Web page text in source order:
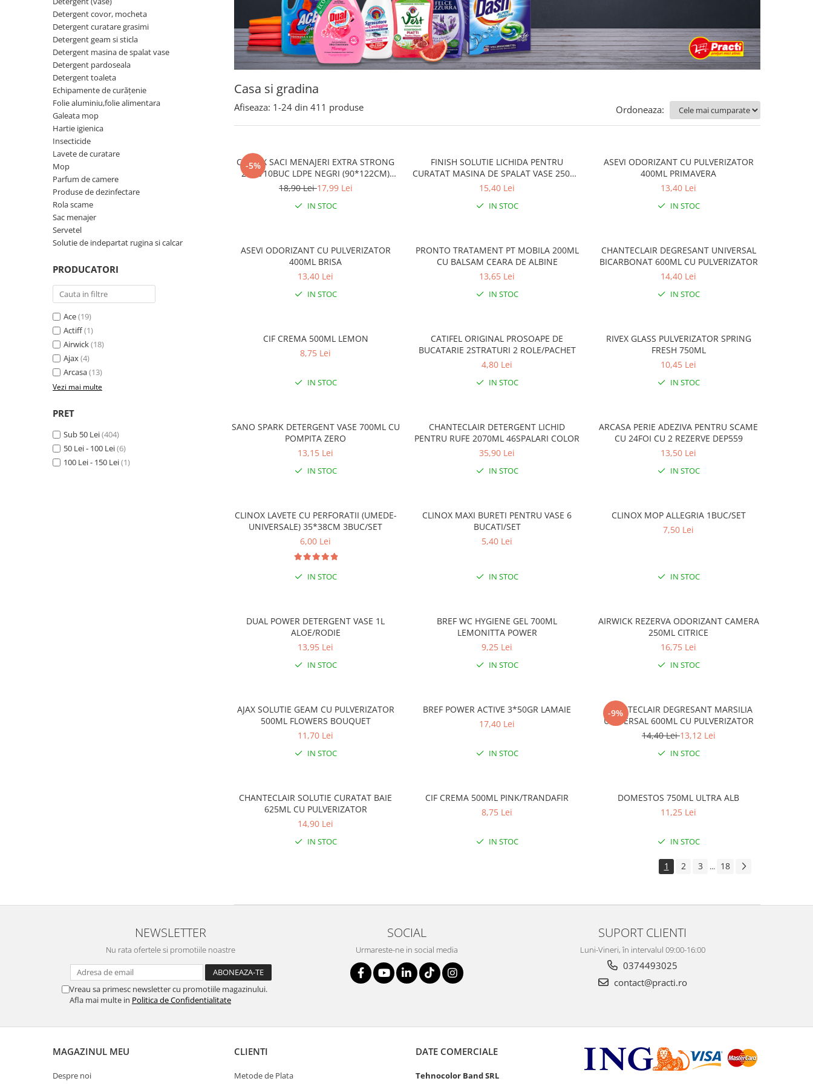
Detergent pardoseala
Detergent toaleta
Echipamente de curăţenie
Folie aluminiu,folie alimentara
Galeata mop
Hartie igienica
Lavete de curatare
Parfum de camere
Produse de dezinfectare
Rola scame
Sac menajer
Solutie de indepartat rugina si
Indepartarea parului
Ingrijirea buzei
Lotiune de corp
Pachete de cadouri
Pasta de dinti
Pensula machiaj
Periuta de dinti
Produse pentru coafat
Produse pentru curatarea tenului
Sapun lichid, sapun
Sare de baie
pentru par, masca de par
Vata demachianta
Casa si gradina
Detergent covor, mocheta
Detergent curatare grasimi
Detergent geam si sticla
Detergent masina de spalat vase
Detergent pardoseala
Detergent toaleta
Echipamente de curăţenie
Folie aluminiu,folie alimentara
Galeata mop
Hartie igienica
Insecticide
Lavete de curatare
Mop
Parfum de camere
Produse de dezinfectare
Rola scame
Sac menajer
Servetel
Solutie de indepartat rugina si calcar
PRODUCATORI
Ace(19)
Actiff(1)
Airwick(18)
Ajax(4)
Arcasa(13)
Vezi mai multe
PRET
Sub 50 Lei(404)
50 Lei - 100 Lei(6)
100 Lei - 150 Lei(1)
Afiseaza: 1-24 din 411 produse Ordoneaza:
-5%
CLINOX SACI MENAJERI EXTRA STRONG
200L/10BUC LDPE NEGRI (90*122CM)
ETICHETA MOV
18,90 Lei17,99 Lei
IN STOC
FINISH SOLUTIE LICHIDA PENTRU
CURATAT MASINA DE SPALAT VASE 250ML
LEMON
15,40 Lei
IN STOC
ASEVI ODORIZANT CU PULVERIZATOR
400ML PRIMAVERA
13,40 Lei
IN STOC
ASEVI ODORIZANT CU PULVERIZATOR
400ML BRISA
13,40 Lei
IN STOC
PRONTO TRATAMENT PT MOBILA 200ML
CU BALSAM CEARA DE ALBINE
13,65 Lei
IN STOC
CHANTECLAIR DEGRESANT UNIVERSAL
BICARBONAT 600ML CU PULVERIZATOR
14,40 Lei
IN STOC
CIF CREMA 500ML LEMON
8,75 Lei
IN STOC
CATIFEL ORIGINAL PROSOAPE DE
BUCATARIE 2STRATURI 2 ROLE/PACHET
4,80 Lei
IN STOC
RIVEX GLASS PULVERIZATOR SPRING
FRESH 750ML
10,45 Lei
IN STOC
SANO SPARK DETERGENT VASE 700ML CU
POMPITA ZERO
13,15 Lei
IN STOC
CHANTECLAIR DETERGENT LICHID
PENTRU RUFE 2070ML 46SPALARI COLOR
35,90 Lei
IN STOC
ARCASA PERIE ADEZIVA PENTRU SCAME
CU 24FOI CU 2 REZERVE DEP559
13,50 Lei
IN STOC
CLINOX LAVETE CU PERFORATII (UMEDE-
UNIVERSALE) 35*38CM 3BUC/SET
6,00 Lei
IN STOC
CLINOX MAXI BURETI PENTRU VASE 6
BUCATI/SET
5,40 Lei
IN STOC
CLINOX MOP ALLEGRIA 1BUC/SET
7,50 Lei
IN STOC
DUAL POWER DETERGENT VASE 1L
ALOE/RODIE
13,95 Lei
IN STOC
BREF WC HYGIENE GEL 700ML
LEMONITTA POWER
9,25 Lei
IN STOC
AIRWICK REZERVA ODORIZANT CAMERA
250ML CITRICE
16,75 Lei
IN STOC
AJAX SOLUTIE GEAM CU PULVERIZATOR
500ML FLOWERS BOUQUET
11,70 Lei
IN STOC
BREF POWER ACTIVE 3*50GR LAMAIE
17,40 Lei
IN STOC
-9%
CHANTECLAIR DEGRESANT MARSILIA
UNIVERSAL 600ML CU PULVERIZATOR
14,40 Lei13,12 Lei
IN STOC
CHANTECLAIR SOLUTIE CURATAT BAIE
625ML CU PULVERIZATOR
14,90 Lei
IN STOC
CIF CREMA 500ML PINK/TRANDAFIR
8,75 Lei
IN STOC
DOMESTOS 750ML ULTRA ALB
11,25 Lei
IN STOC
1 2 3 ... 18
NEWSLETTER
Nu rata ofertele si promotiile noastre
Vreau sa primesc newsletter cu promotiile magazinului.
Afla mai multe in Politica de Confidentialitate
SOCIAL
Urmareste-ne in social media
SUPORT CLIENTI
Luni-Vineri, în intervalul 09:00-16:00
0374493025
contact@practi.ro
MAGAZINUL MEU
Despre noi
CLIENTI
Metode de Plata
DATE COMERCIALE
Tehnocolor Band SRL